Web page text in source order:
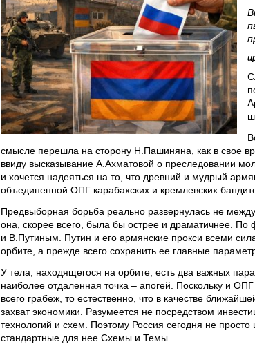
смысле перешла на сторону Н.Пашиняна, как в свое
ввиду высказывание А.Ахматовой о преследовании
и хочется надеяться на то, что древний и мудрый
объединенной ОПГ карабахских и кремлевских
Предвыборная борьба реально развернулась не
она, скорее всего, была бы острее и драматичнее.
и В.Путиным. Путин и его армянские прокси всеми
орбите, а прежде всего сохранить ее главные
У тела, находящегося на орбите, есть два важных
наиболее отдаленная точка – апогей. Поскольку и
всего грабеж, то естественно, что в качестве
захват экономики. Разумеется не посредством
технологий и схем. Поэтому Россия сегодня не
стандартные для нее Схемы и Темы.